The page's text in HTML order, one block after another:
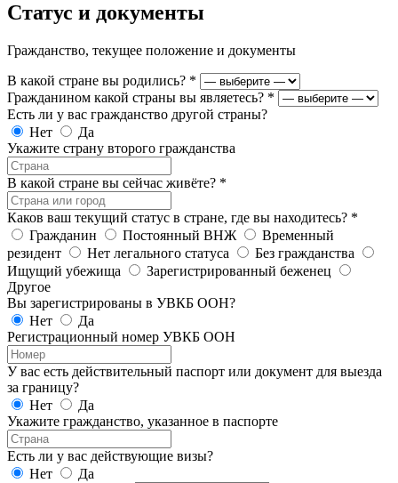
Статус и документы
Гражданство, текущее положение и документы
В какой стране вы родились? *
Гражданином какой страны вы являетесь? *
Есть ли у вас гражданство другой страны?
Нет
Да
Укажите страну второго гражданства
В какой стране вы сейчас живёте? *
Каков ваш текущий статус в стране, где вы находитесь? *
Гражданин
Постоянный ВНЖ
Временный
резидент
Нет легального статуса
Без гражданства
Ищущий убежища
Зарегистрированный беженец
Другое
Вы зарегистрированы в УВКБ ООН?
Нет
Да
Регистрационный номер УВКБ ООН
У вас есть действительный паспорт или документ для выезда
за границу?
Нет
Да
Укажите гражданство, указанное в паспорте
Есть ли у вас действующие визы?
Нет
Да